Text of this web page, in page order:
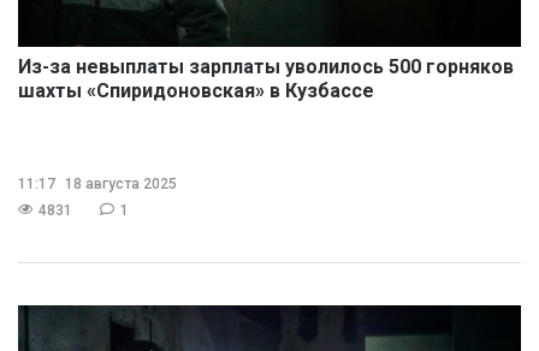
Из-за невыплаты зарплаты уволилось 500 горняков
шахты «Спиридоновская» в Кузбассе
11:17 18 августа 2025
4831
1